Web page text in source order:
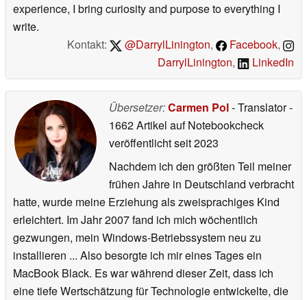
experience, I bring curiosity and purpose to everything I
write.
Kontakt:
@DarrylLinington, Facebook,
DarrylLinington, LinkedIn
Übersetzer:Carmen Pol- Translator-
1662 Artikel auf Notebookcheck
veröffentlichtseit 2023
Nachdem ich den größten Teil meiner
frühen Jahre in Deutschland verbracht
hatte, wurde meine Erziehung als zweisprachiges Kind
erleichtert. Im Jahr 2007 fand ich mich wöchentlich
gezwungen, mein Windows-Betriebssystem neu zu
installieren ... Also besorgte ich mir eines Tages ein
MacBook Black. Es war während dieser Zeit, dass ich
eine tiefe Wertschätzung für Technologie entwickelte, die